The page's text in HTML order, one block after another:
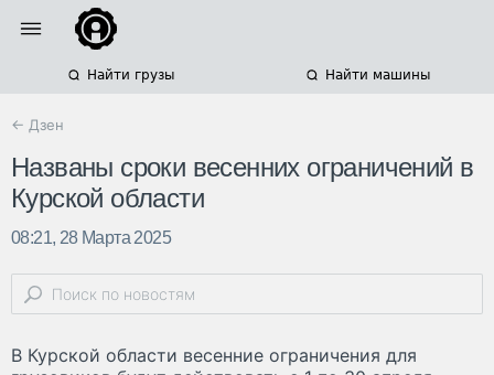
Найти грузы Найти машины
← Дзен
Названы сроки весенних ограничений в
Курской области
08:21, 28 Марта 2025
В Курской области весенние ограничения для